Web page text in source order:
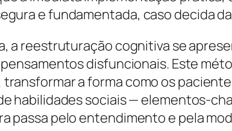
e fundamentada, caso decida
a reestruturação cognitiva se
disfuncionais. Este
a forma como os
habilidades sociais — elementos-
passa pelo entendimento e pela